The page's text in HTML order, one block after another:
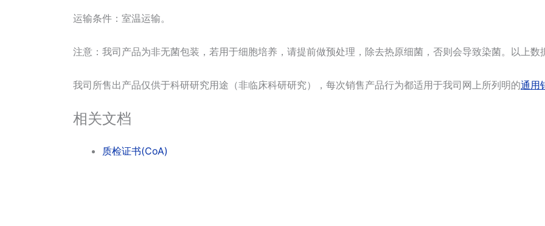
运输条件：室温运输。
注意：我司产品为非无菌包装，若用于细胞培养，请提前做预处理，除去热原细菌，否则会导致染菌。以上数
我司所售出产品仅供于科研研究用途（非临床科研研究），每次销售产品行为都适用于我司网上所列明的通用
相关文档
质检证书(CoA)